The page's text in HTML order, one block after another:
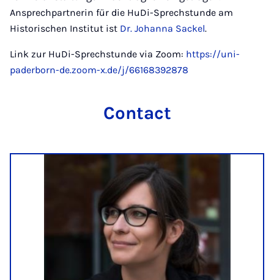
Ansprechpartnerin für die HuDi-Sprechstunde am
Historischen Institut ist Dr. Johanna Sackel.
Link zur HuDi-Sprechstunde via Zoom: https://uni-
paderborn-de.zoom-x.de/j/66168392878
Contact